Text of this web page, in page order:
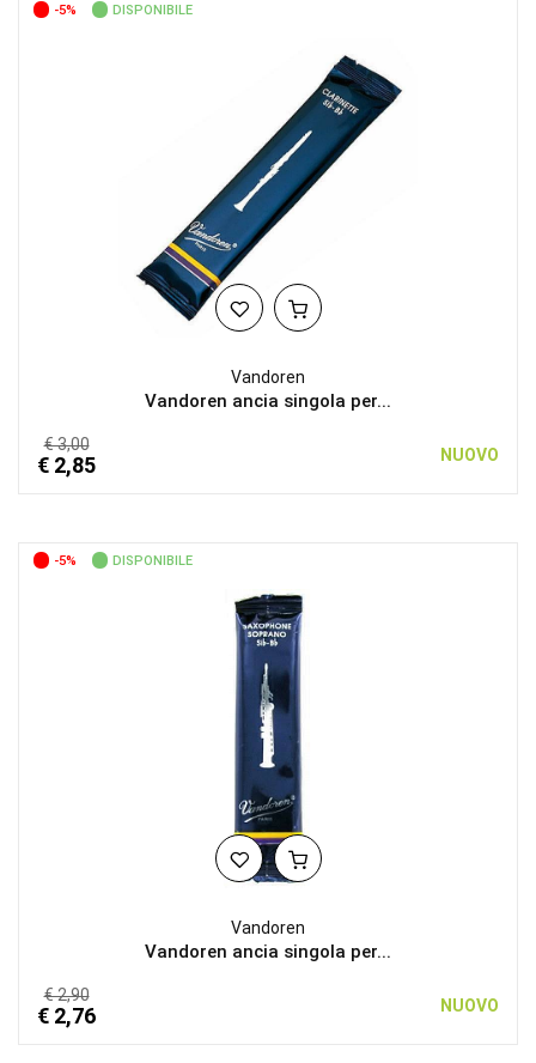
-5% DISPONIBILE
Vandoren
Vandoren ancia singola per...
€ 3,00
€ 2,85 NUOVO
-5% DISPONIBILE
Vandoren
Vandoren ancia singola per...
€ 2,90
€ 2,76 NUOVO